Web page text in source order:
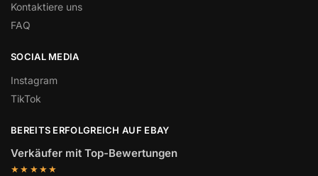
Kontaktiere uns
FAQ
SOCIAL MEDIA
Instagram
TikTok
BEREITS ERFOLGREICH AUF EBAY
Verkäufer mit Top-Bewertungen
★★★★★